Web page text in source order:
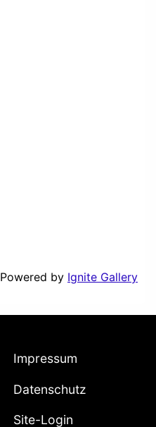
Powered by Ignite Gallery
Impressum
Datenschutz
Site-Login